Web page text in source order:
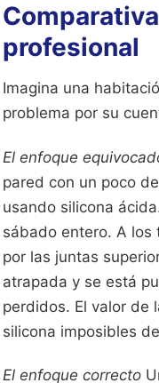
profesional
Imagina una
problema por su
El enfoque
pared con un poco
usando silicona
sábado entero. A los
por las juntas
atrapada y se está
perdidos. El valor de
silicona imposibles
El enfoque correcto